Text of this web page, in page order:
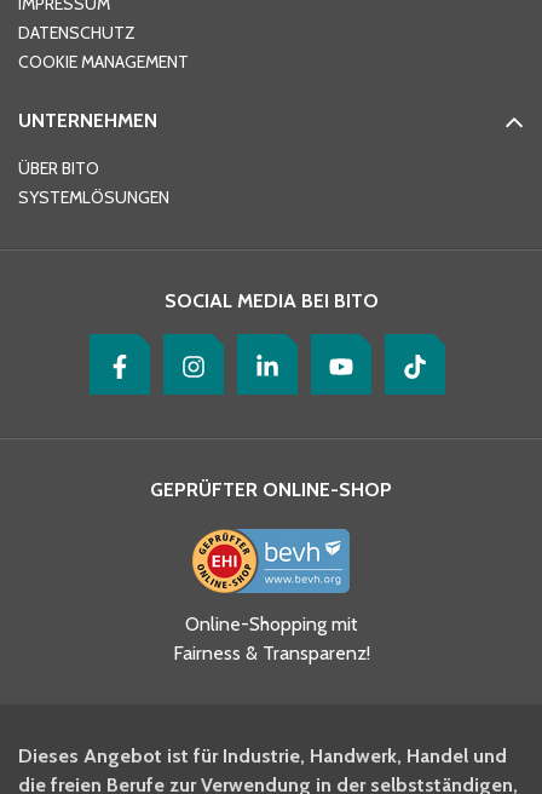
Telefon
Ja, ich habe die
Datenschutzhinweise gelesen
und akzeptiere diese.
BITO Newsletter Fachwissen
DATENSCHUTZ
COOKIE MANAGEMENT
UNTERNEHMEN
ÜBER BITO
SYSTEMLÖSUNGEN
SOCIAL MEDIA BEI BITO
GEPRÜFTER ONLINE-SHOP
Online-Shopping mit
Fairness & Transparenz!
Dieses Angebot ist für Industrie, Handwerk, Handel und
die freien Berufe zur Verwendung in der selbstständigen,